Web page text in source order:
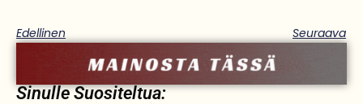
Edellinen Seuraava
Sinulle Suositeltua: